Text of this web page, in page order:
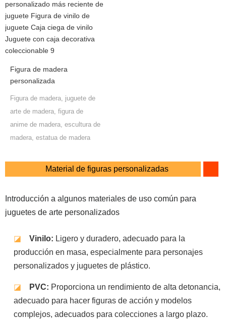
Figura de madera
personalizada
Figura de madera, juguete de
arte de madera, figura de
anime de madera, escultura de
madera, estatua de madera
Material de figuras personalizadas
Introducción a algunos materiales de uso común para
juguetes de arte personalizados
◪ Vinilo: Ligero y duradero, adecuado para la
producción en masa, especialmente para personajes
personalizados y juguetes de plástico.
◪ PVC: Proporciona un rendimiento de alta detonancia,
adecuado para hacer figuras de acción y modelos
complejos, adecuados para colecciones a largo plazo.